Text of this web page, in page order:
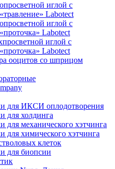
иглой с
Labotect
иглой с
Labotect
иглой с
Labotect
ооцитов со шприцом
для ИКСИ оплодотворения
для холдинга
для механического хэтчинга
для химического хэтчинга
клеток
для биопсии